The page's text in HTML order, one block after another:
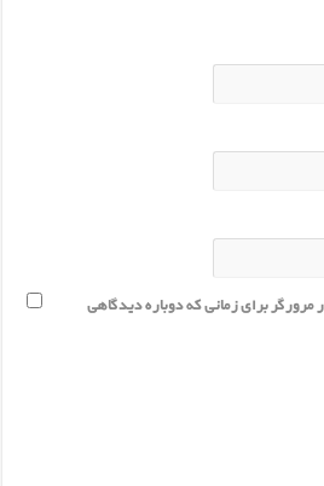
برای زمانی که دوباره دیدگاهی